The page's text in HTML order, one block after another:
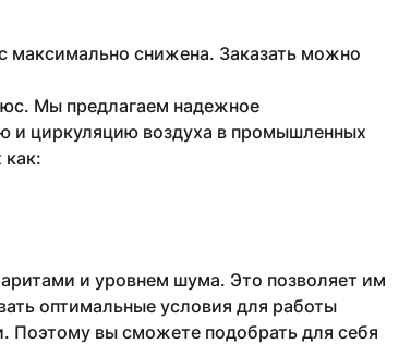
максимально снижена. Заказать можно
Мы предлагаем надежное
и циркуляцию воздуха в промышленных
как:
и уровнем шума. Это позволяет им
оптимальные условия для работы
Поэтому вы сможете подобрать для себя